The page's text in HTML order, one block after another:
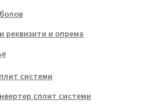
реквизити и опрема
системи
сплит системи